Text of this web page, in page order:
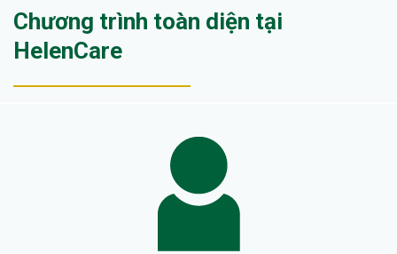
Chương trình toàn diện tại
HelenCare